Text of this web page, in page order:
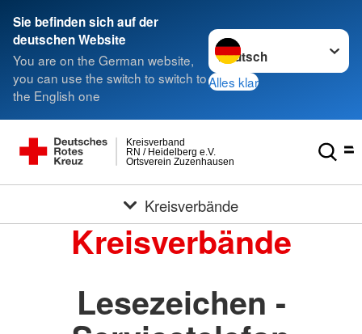
Sie befinden sich auf der
deutschen Website
You are on the German website,
you can use the switch to switch to
the English one
Sprache wechseln zu
Alles klar
Ortsverein Zuzenhausen
RN / Heidelberg e.V.
Kreisverband
Kreisverbände
Kreisverbände
Lesezeichen -